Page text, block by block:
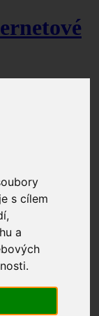
s cílem
a